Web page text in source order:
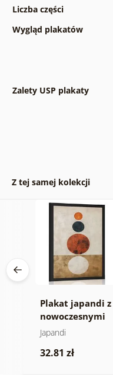
Liczba części
Wygląd plakatów
Zalety USP plakaty
Z tej samej kolekcji
Plakat japandi z
nowoczesnymi
kręgami
Japandi
32.81 zł